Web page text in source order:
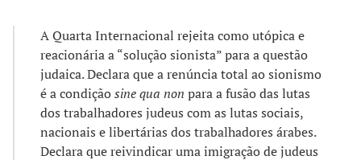
A Quarta Internacional rejeita como utópica e
reacionária a “solução sionista” para a questão
judaica. Declara que a renúncia total ao sionismo
é a condiçãosine qua non para a fusão das lutas
dos trabalhadores judeus com as lutas sociais,
nacionais e libertárias dos trabalhadores árabes.
Declara que reivindicar uma imigração de judeus